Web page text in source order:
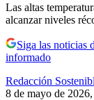
Las altas
alcanzar niveles
Siga las noticias
informado
Redacción
8 de mayo de